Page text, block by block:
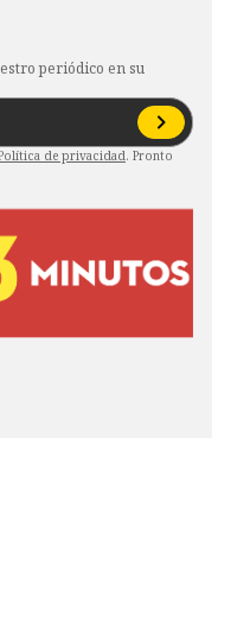
periódico en su
de privacidad. Pronto